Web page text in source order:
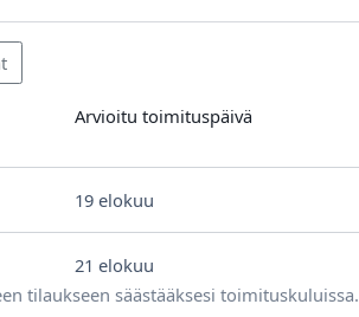
Arvioitu toimituspäivä
19 elokuu
21 elokuu
tilaukseen säästääksesi toimituskuluissa.